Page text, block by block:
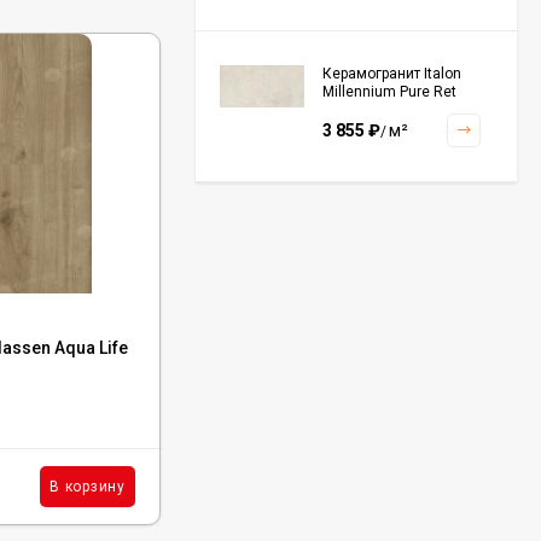
Aqua Life
В корзину
Керамогранит Italon
Millennium Pure Ret
3 855 ₽/м²